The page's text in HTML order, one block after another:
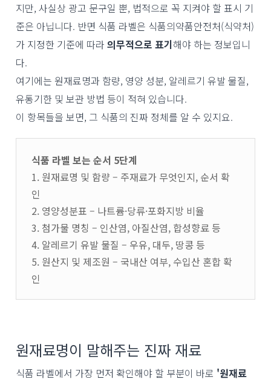
지만, 사실상 광고 문구일 뿐, 법적으로 꼭 지켜야 할 표시 기
준은 아닙니다. 반면 식품 라벨은 식품의약품안전처(식약처)
가 지정한 기준에 따라 의무적으로 표기해야 하는 정보입니
다.
여기에는 원재료명과 함량, 영양 성분, 알레르기 유발 물질,
유통기한 및 보관 방법 등이 적혀 있습니다.
이 항목들을 보면, 그 식품의 진짜 정체를 알 수 있지요.
식품 라벨 보는 순서 5단계
1. 원재료명 및 함량 – 주재료가 무엇인지, 순서 확
인
2. 영양성분표 – 나트륨·당류·포화지방 비율
3. 첨가물 명칭 – 인산염, 아질산염, 합성향료 등
4. 알레르기 유발 물질 – 우유, 대두, 땅콩 등
5. 원산지 및 제조원 – 국내산 여부, 수입산 혼합 확
인
원재료명이 말해주는 진짜 재료
식품 라벨에서 가장 먼저 확인해야 할 부분이 바로 '원재료